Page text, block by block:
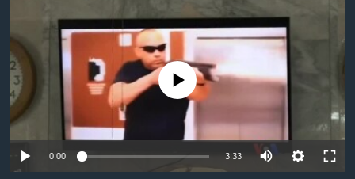
ကျော်
ကြည့်
ရန်
ပင်မ
အ
ညွန်း
စာမျက်နှာ
အစ္စရေး-ပါလက်စတိုင်း
အင်္ဂလိပ်စာလေ့လာမယ်
အမေရိကန်သုံးအီဒီယံ
မကြေးမုံရဲ့ အင်္ဂလိပ်စာ
ရုပ်ရှင်ထဲက အင်္ဂလိပ်စာ
သုတပဒေသာ အင်္ဂလိပ်စာ
အပတ်စဉ်ကဏ္ဍများ
တီဗွီ
ရေဒီယိုနှင့်ရုပ်သံ အချက်အလက်များ
ရေဒီယို/တီဗွီအစီအစဉ်
Learning English
No media source currently available
0:00 3:33